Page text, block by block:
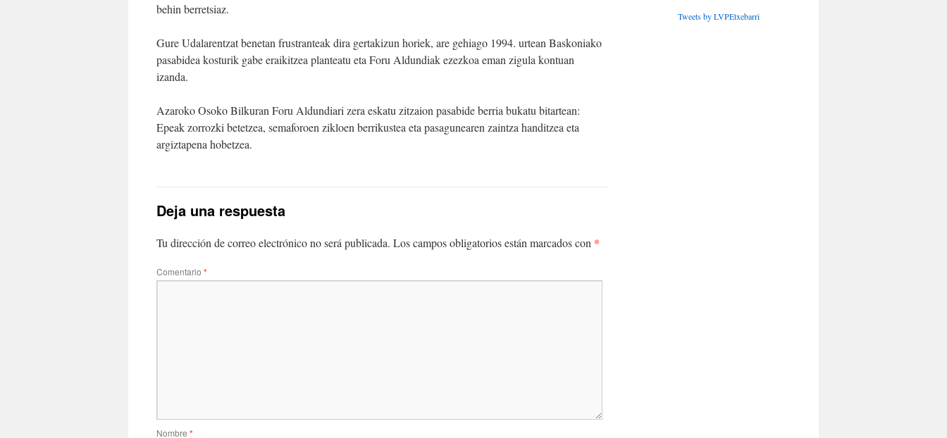
behin berretsiaz.
Gure Udalarentzat benetan frustranteak dira gertakizun horiek, are gehiago 1994. urtean Baskoniako
pasabidea kosturik gabe eraikitzea planteatu eta Foru Aldundiak ezezkoa eman zigula kontuan
izanda.
Azaroko Osoko Bilkuran Foru Aldundiari zera eskatu zitzaion pasabide berria bukatu bitartean:
Epeak zorrozki betetzea, semaforoen zikloen berrikustea eta pasagunearen zaintza handitzea eta
argiztapena hobetzea.
Deja una respuesta
Tu dirección de correo electrónico no será publicada. Los campos obligatorios están marcados con *
Comentario *
Nombre *
Tweets by LVPEtxebarri